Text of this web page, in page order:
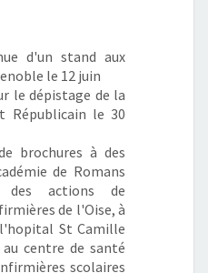
stand aux
le 12 juin
dépistage de la
Républicain le 30
à des
de Romans
actions de
de l'Oise, à
St Camille
centre de santé
scolaires